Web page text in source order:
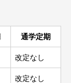
通学定期
改定なし
改定なし